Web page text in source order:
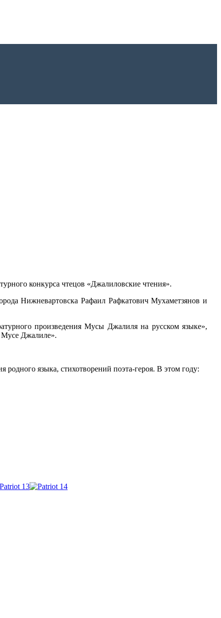
конкурса чтецов «Джалиловские чтения».
Нижневартовска Рафаил Рафкатович Мухаметзянов и
произведения Мусы Джалиля на русском языке»,
Мусе Джалиле».
языка, стихотворений поэта-героя. В этом году: